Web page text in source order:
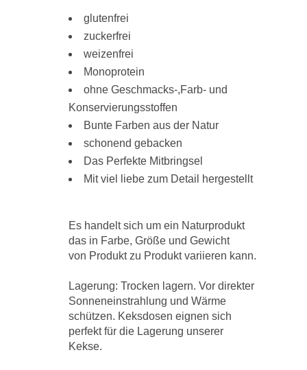
glutenfrei
zuckerfrei
weizenfrei
Monoprotein
ohne Geschmacks-,Farb- und
Konservierungsstoffen
Bunte Farben aus der Natur
schonend gebacken
Das Perfekte Mitbringsel
Mit viel liebe zum Detail hergestellt
Es handelt sich um ein Naturprodukt
das in Farbe, Größe und Gewicht
von Produkt zu Produkt variieren kann.
Lagerung: Trocken lagern. Vor direkter
Sonneneinstrahlung und Wärme
schützen. Keksdosen eignen sich
perfekt für die Lagerung unserer
Kekse.